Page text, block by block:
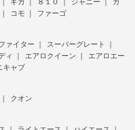
ギガ ８１０ ジャニー
ガ
コモ ファーゴ
ァイター
スーパーグレート
ィ エアロクイーン
エアロエー
キャブ
クオン